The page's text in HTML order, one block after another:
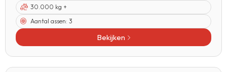
30.000 kg +
Aantal assen: 3
Bekijken